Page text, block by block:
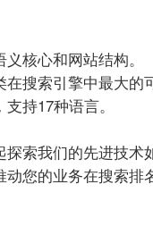
核心和网站结构。
在搜索引擎中最大的
持17种语言。
探索我们的先进技术
动您的业务在搜索排